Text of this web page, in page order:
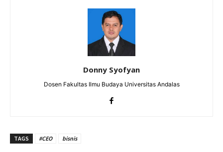
Donny Syofyan
Dosen Fakultas Ilmu Budaya Universitas Andalas
TAGS #CEO bisnis